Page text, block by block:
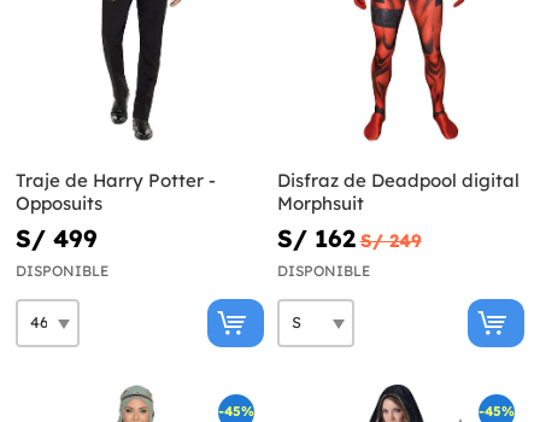
Traje de Harry Potter -
Opposuits
S/ 499
DISPONIBLE
Disfraz de Deadpool digital
Morphsuit
S/ 162 S/ 249
DISPONIBLE
-45% -45%